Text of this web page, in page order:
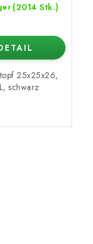
(2014 Stk.)
25x25x26,
schwarz